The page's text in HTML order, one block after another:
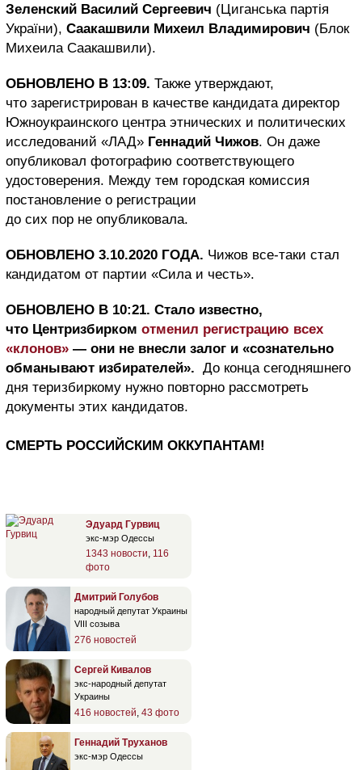
Зеленский Василий Сергеевич (Циганська партія
України), Саакашвили Михеил Владимирович (Блок
Михеила Саакашвили).
ОБНОВЛЕНО В 13:09. Также утверждают,
что зарегистрирован в качестве кандидата директор
Южноукраинского центра этнических и политических
исследований «ЛАД» Геннадий Чижов. Он даже
опубликовал фотографию соответствующего
удостоверения. Между тем городская комиссия
постановление о регистрации
до сих пор не опубликовала.
ОБНОВЛЕНО 3.10.2020 ГОДА. Чижов все-таки стал
кандидатом от партии «Сила и честь».
ОБНОВЛЕНО В 10:21. Стало известно,
что Центризбирком отменил регистрацию всех
«клонов» — они не внесли залог и «сознательно
обманывают избирателей». До конца сегодняшнего
дня теризбиркому нужно повторно рассмотреть
документы этих кандидатов.
СМЕРТЬ РОССИЙСКИМ ОККУПАНТАМ!
Эдуард Гурвиц
экс-мэр Одессы
1343 новости 116
фото
Дмитрий Голубов
народный депутат Украины
VIII созыва
276 новостей
Сергей Кивалов
экс-народный депутат
Украины
416 новостей 43 фото
Геннадий Труханов
экс-мэр Одессы